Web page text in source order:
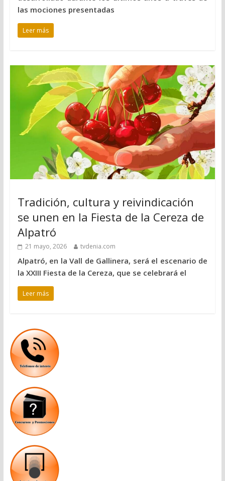
las mociones presentadas
Leer más
Tradición, cultura y reivindicación
se unen en la Fiesta de la Cereza de
Alpatró
21 mayo, 2026 tvdenia.com
Alpatró, en la Vall de Gallinera, será el escenario de
la XXIII Fiesta de la Cereza, que se celebrará el
Leer más